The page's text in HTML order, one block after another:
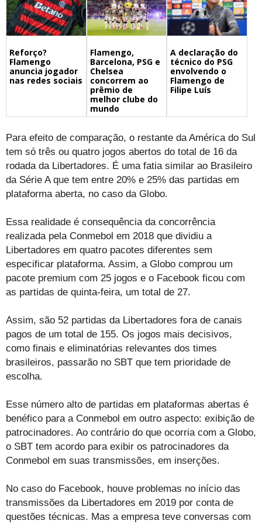
Reforço?
Flamengo
anuncia jogador
nas redes sociais
Flamengo,
Barcelona, PSG e
Chelsea
concorrem ao
prêmio de
melhor clube do
mundo
A declaração do
técnico do PSG
envolvendo o
Flamengo de
Filipe Luís
Para efeito de comparação, o restante da América do Sul
tem só três ou quatro jogos abertos do total de 16 da
rodada da Libertadores. É uma fatia similar ao Brasileiro
da Série A que tem entre 20% e 25% das partidas em
plataforma aberta, no caso da Globo.
Essa realidade é consequência da concorrência
realizada pela Conmebol em 2018 que dividiu a
Libertadores em quatro pacotes diferentes sem
especificar plataforma. Assim, a Globo comprou um
pacote premium com 25 jogos e o Facebook ficou com
as partidas de quinta-feira, um total de 27.
Assim, são 52 partidas da Libertadores fora de canais
pagos de um total de 155. Os jogos mais decisivos,
como finais e eliminatórias relevantes dos times
brasileiros, passarão no SBT que tem prioridade de
escolha.
Esse número alto de partidas em plataformas abertas é
benéfico para a Conmebol em outro aspecto: exibição de
patrocinadores. Ao contrário do que ocorria com a Globo,
o SBT tem acordo para exibir os patrocinadores da
Conmebol em suas transmissões, em inserções.
No caso do Facebook, houve problemas no início das
transmissões da Libertadores em 2019 por conta de
questões técnicas. Mas a empresa teve conversas com